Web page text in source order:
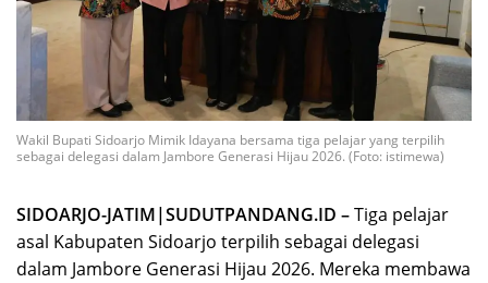
Wakil Bupati Sidoarjo Mimik Idayana bersama tiga pelajar yang terpilih
sebagai delegasi dalam Jambore Generasi Hijau 2026. (Foto: istimewa)
SIDOARJO-JATIM|SUDUTPANDANG.ID –Tiga pelajar
asal Kabupaten Sidoarjo terpilih sebagai delegasi
dalam Jambore Generasi Hijau 2026. Mereka membawa